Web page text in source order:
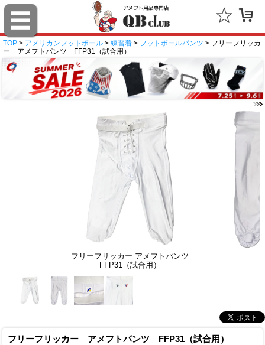
TOP > アメリカンフットボール > 練習着 > フットボールパンツ > フリーフリッカ
ー アメフトパンツ FFP31（試合用）
フリーフリッカー アメフトパンツ
FFP31（試合用）
フリーフリッカー アメフトパンツ FFP31（試合用）